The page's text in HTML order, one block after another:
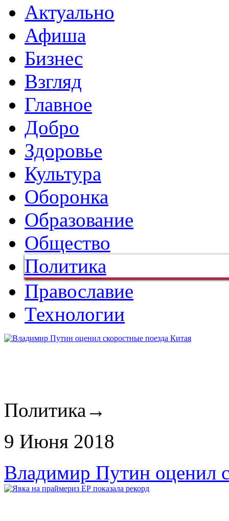
Актуально
Афиша
Бизнес
Взгляд
Главное
Добро
Здоровье
Культура
Оборонка
Образование
Общество
Политика
Православие
Технологии
Политика →
9 Июня 2018
Владимир Путин оценил